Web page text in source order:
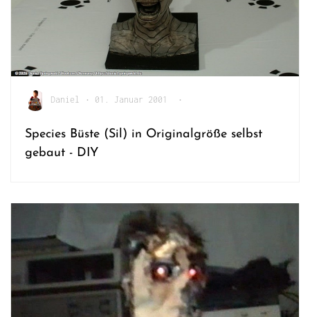
Daniel • 01. Januar 2001 •
Species Büste (Sil) in Originalgröße selbst
gebaut - DIY